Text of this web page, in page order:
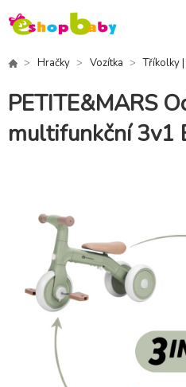
Hračky Vozítka Tříkolky
PETITE&MARS
multifunkční 3v1